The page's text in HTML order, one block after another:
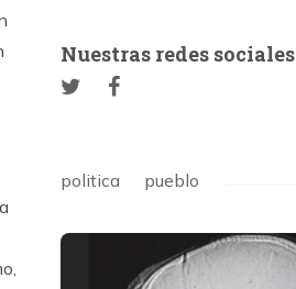
Nuestras redes sociales
politica pueblo